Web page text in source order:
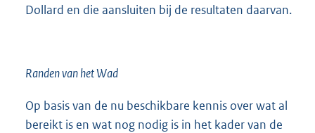
Dollard en die aansluiten bij de resultaten daarvan.
Randen van het Wad
Op basis van de nu beschikbare kennis over wat al
bereikt is en wat nog nodig is in het kader van de